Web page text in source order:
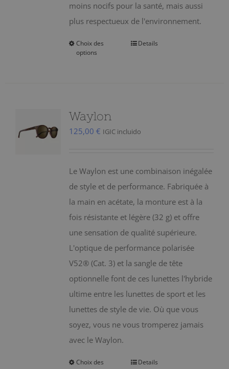
moins nocifs pour la santé, mais aussi
plus respectueux de l'environnement.
Choix des
options
Ce
être
choisies
sur
la
page
du
produit
Details
Waylon
125,00 € IGIC incluido
Le Waylon est une combinaison inégalée
de style et de performance. Fabriquée à
la main en acétate, la monture est à la
fois résistante et légère (32 g) et offre
une sensation de qualité supérieure.
L'optique de performance polarisée
V52® (Cat. 3) et la sangle de tête
optionnelle font de ces lunettes l'hybride
ultime entre les lunettes de sport et les
lunettes de style de vie. Où que vous
soyez, vous ne vous tromperez jamais
avec le Waylon.
Choix des
CeDetails